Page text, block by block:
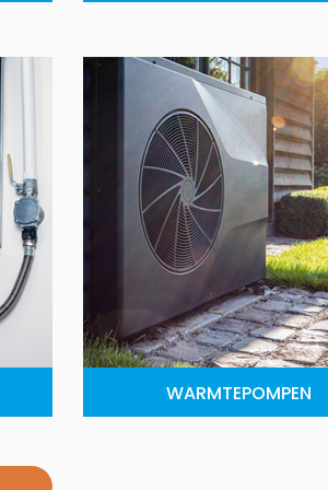
WARMTEPOMPEN